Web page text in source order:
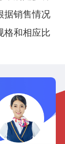
据销售情况
格和相应比